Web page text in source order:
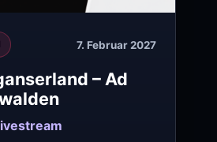
7. Februar 2027
– Ad